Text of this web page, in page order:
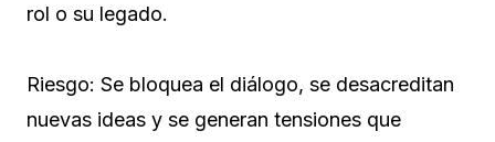
rol o su legado.
Riesgo: Se bloquea el diálogo, se desacreditan
nuevas ideas y se generan tensiones que